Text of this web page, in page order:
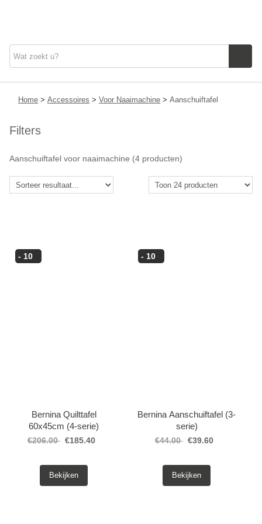
Machines
Accessoires
Naaigaren
Stoffen
Fournituren
Cadeaubon
Home > Accessoires > Voor Naaimachine > Aanschuiftafel
Filters
Aanschuiftafel voor naaimachine(4 producten)
- 10
Bernina Quilttafel
60x45cm (4-serie)
€206.00 €185.40
Bekijken
- 10
Bernina Aanschuiftafel (3-
serie)
€44.00 €39.60
Bekijken